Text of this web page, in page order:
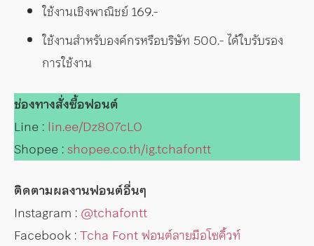
ใช้งานเชิงพาณิชย์ 169.-
ใช้งานสำหรับองค์กรหรือบริษัท 500.- ได้ใบรับรอง
การใช้งาน
ช่องทางสั่งซื้อฟอนต์
Line : lin.ee/Dz8O7cLO
Shopee :shopee.co.th/ig.tchafontt
ติดตามผลงานฟอนต์อื่นๆ
Instagram : @tchafontt
Facebook :Tcha Font ฟอนต์ลายมือโซคิ้วท์